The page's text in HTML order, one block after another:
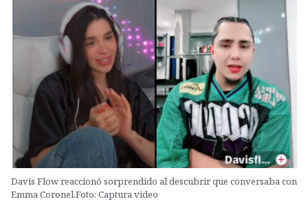
Davis Flow reaccionó sorprendido al descubrir que conversaba con
Emma Coronel.Foto: Captura video